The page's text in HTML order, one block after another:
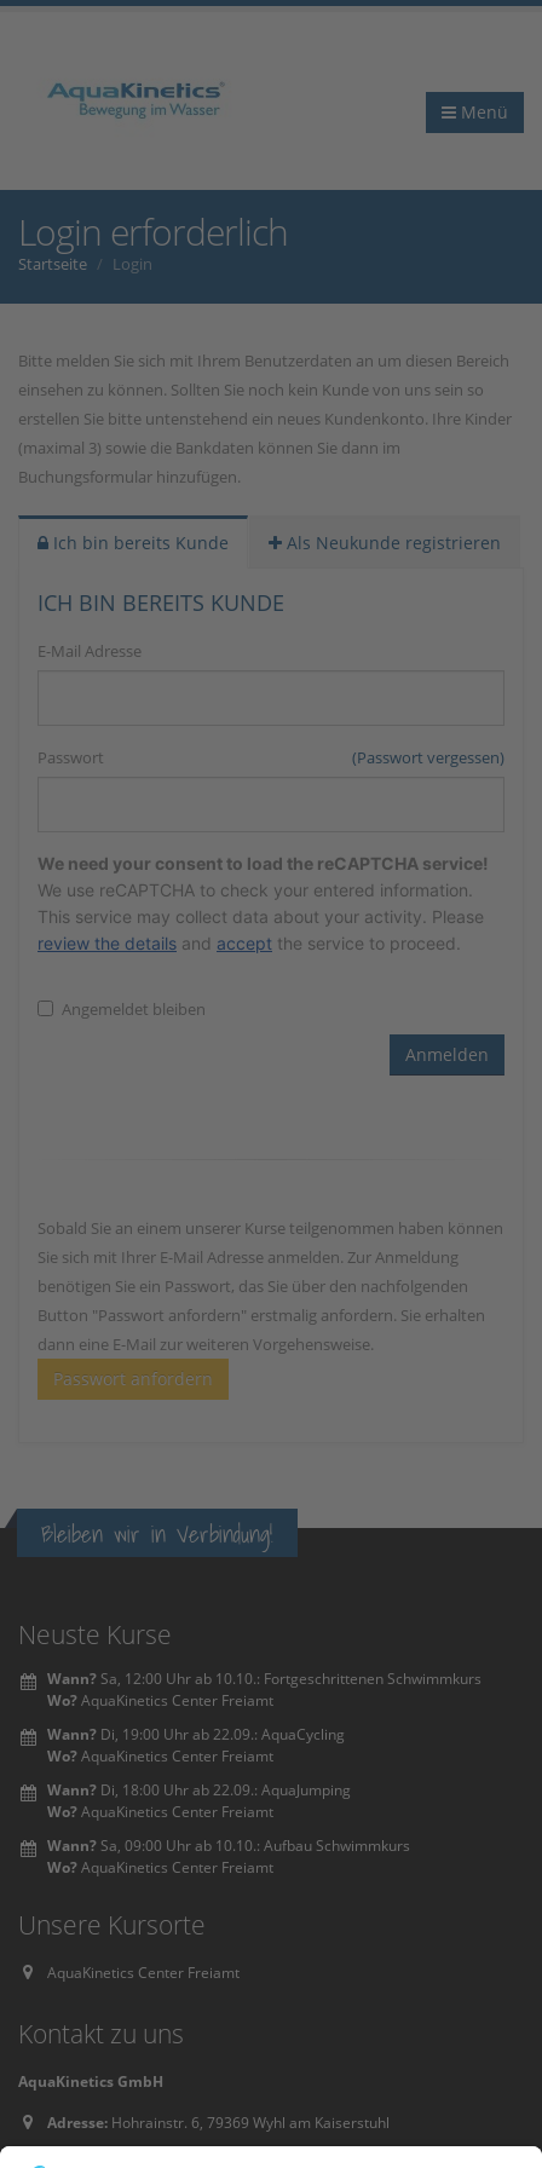
Menü
Login erforderlich
Startseite Login
Bitte melden Sie sich mit Ihrem Benutzerdaten an um diesen Bereich
einsehen zu können. Sollten Sie noch kein Kunde von uns sein so
erstellen Sie bitte untenstehend ein neues Kundenkonto. Ihre Kinder
(maximal 3) sowie die Bankdaten können Sie dann im
Buchungsformular hinzufügen.
Ich bin bereits Kunde Als Neukunde registrieren
ICH BIN BEREITS KUNDE
E-Mail Adresse
(Passwort vergessen)
Passwort
We need your consent to load the reCAPTCHA service!
We use reCAPTCHA to check your entered information.
This service may collect data about your activity. Please
review the details and accept the service to proceed.
Angemeldet bleiben
Sobald Sie an einem unserer Kurse teilgenommen haben können
Sie sich mit Ihrer E-Mail Adresse anmelden. Zur Anmeldung
benötigen Sie ein Passwort, das Sie über den nachfolgenden
Button "Passwort anfordern" erstmalig anfordern. Sie erhalten
dann eine E-Mail zur weiteren Vorgehensweise.
Passwort anfordern
Bleiben wir in Verbindung!
Neuste Kurse
Wann? Sa, 12:00 Uhr ab 10.10.: Fortgeschrittenen Schwimmkurs
Wo?AquaKinetics Center Freiamt
Wann? Di, 19:00 Uhr ab 22.09.: AquaCycling
Wo?AquaKinetics Center Freiamt
Wann? Di, 18:00 Uhr ab 22.09.: AquaJumping
Wo?AquaKinetics Center Freiamt
Wann? Sa, 09:00 Uhr ab 10.10.: Aufbau Schwimmkurs
Wo?AquaKinetics Center Freiamt
Unsere Kursorte
AquaKinetics Center Freiamt
Kontakt zu uns
AquaKinetics GmbH
Adresse: Hohrainstr. 6, 79369 Wyhl am Kaiserstuhl